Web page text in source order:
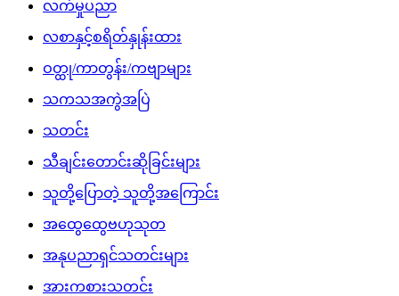
လက်မှုပညာ
လစာနှင့်စရိတ်နှုန်းထား
ဝတ္ထု/ကာတွန်း/ကဗျာများ
သကသအကွဲအပြဲ
သတင်း
သီချင်းတောင်းဆိုခြင်းများ
သူတို့ပြောတဲ့ သူတို့အကြောင်း
အထွေထွေဗဟုသုတ
အနုပညာရှင်သတင်းများ
အားကစားသတင်း